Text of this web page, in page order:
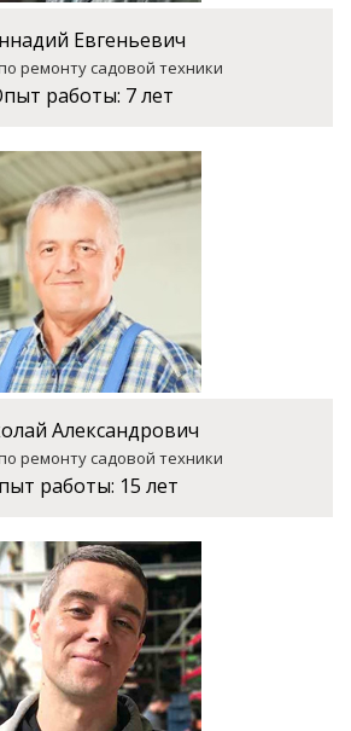
Евгеньевич
ремонту садовой техники
работы: 7 лет
Александрович
ремонту садовой техники
работы: 15 лет